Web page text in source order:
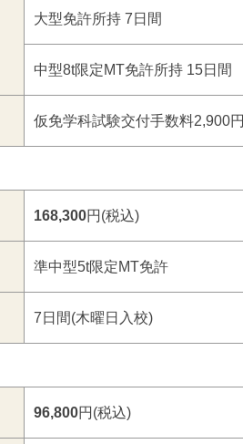
大型免許所持 7日間
中型8t限定MT免許所持 15日間
仮免学科試験交付手数料2,900円
168,300円(税込)
準中型5t限定MT免許
7日間(木曜日入校)
96,800円(税込)